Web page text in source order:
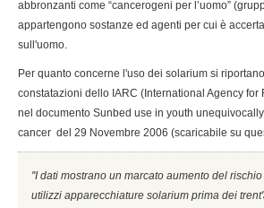
abbronzanti come “cancerogeni per l’uomo”
appartengono sostanze ed agenti per cui è
sull'uomo.
Per quanto concerne l'uso dei solarium si
constatazioni dello IARC (International Agency for
nel documento Sunbed use in youth
cancer del 29 Novembre 2006 (scaricabile su
''I dati mostrano un marcato aumento del
utilizzi apparecchiature solarium prima dei